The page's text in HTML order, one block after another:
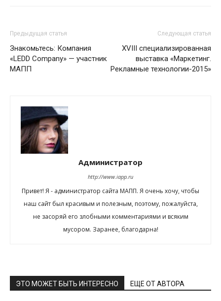
Предыдущая статья
Знакомьтесь: Компания
«LEDD Company» — участник
МАПП
Следующая статья
ХVIII специализированная
выставка «Маркетинг.
Рекламные технологии-2015»
Администратор
http://www.iapp.ru
Привет! Я - администратор сайта МАПП. Я очень хочу, чтобы
наш сайт был красивым и полезным, поэтому, пожалуйста,
не засоряй его злобными комментариями и всяким
мусором. Заранее, благодарна!
ЭТО МОЖЕТ БЫТЬ ИНТЕРЕСНО ЕЩЕ ОТ АВТОРА